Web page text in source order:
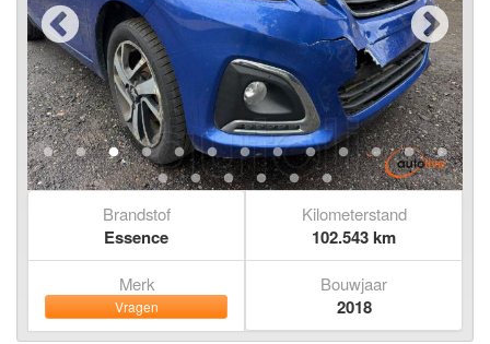
Brandstof
Essence
Kilometerstand
102.543 km
Merk
Vragen
Bouwjaar
2018